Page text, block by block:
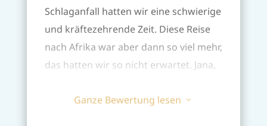
Schlaganfall hatten wir eine schwierige
und kräftezehrende Zeit. Diese Reise
nach Afrika war aber dann so viel mehr,
das hatten wir so nicht erwartet. Jana,
Zeit genommen und es wardann
Ganze Bewertung lesen 3